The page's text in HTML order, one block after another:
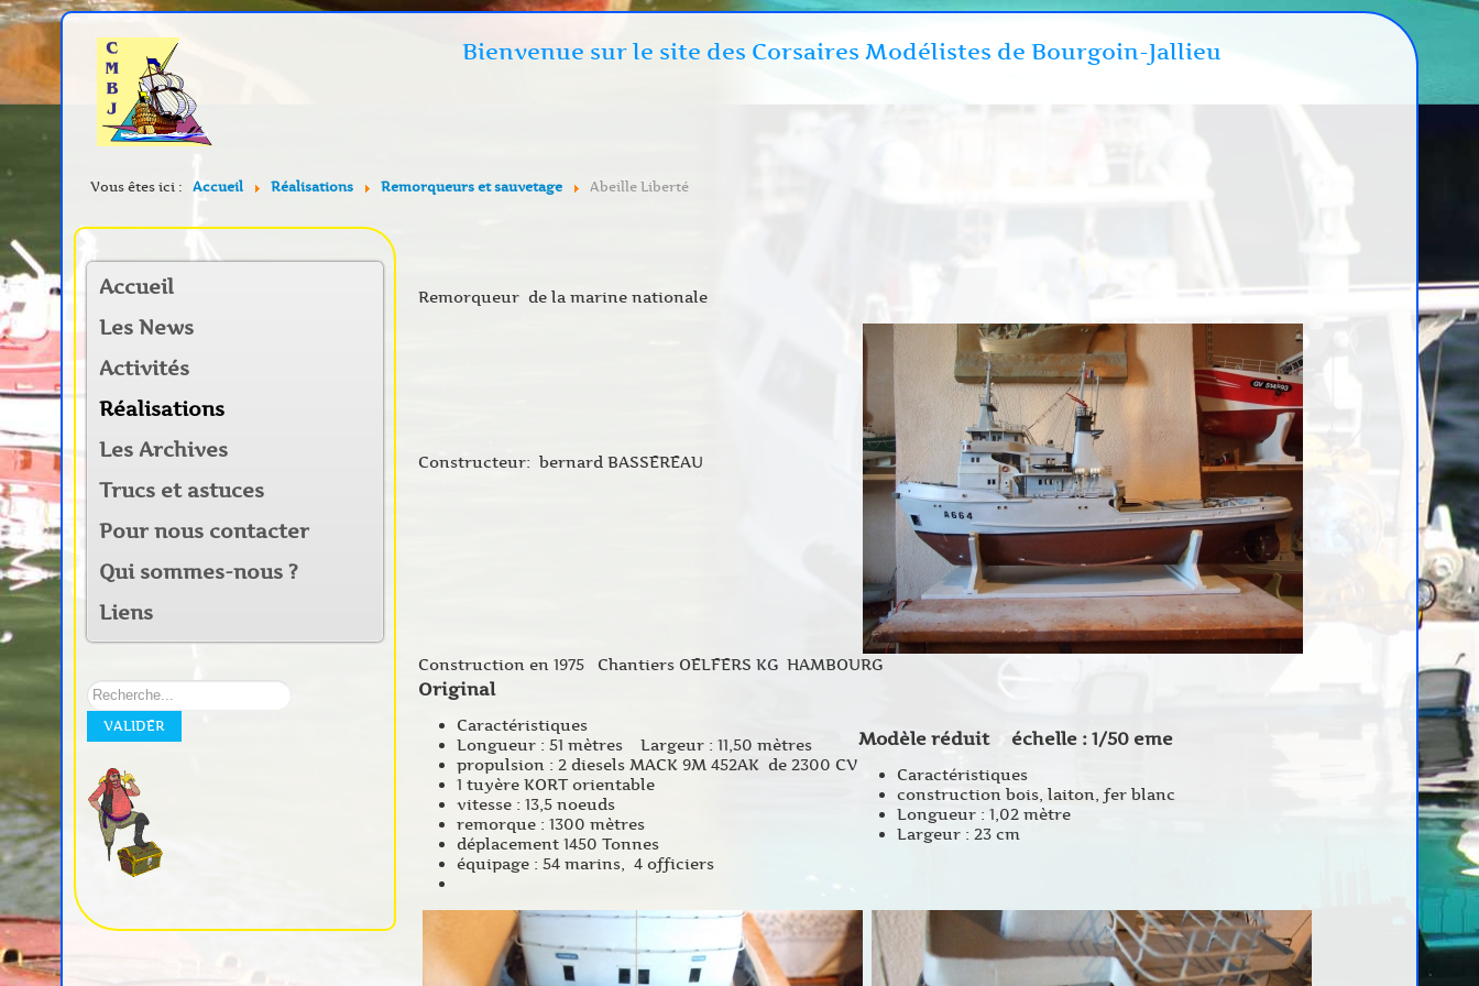
Bienvenue sur le site des Corsaires Modélistes de Bourgoin-Jallieu
Vous êtes ici : Accueil Réalisations Remorqueurs et sauvetage Abeille Liberté
Accueil
Les News
Activités
Réalisations
Les Archives
Trucs et astuces
Pour nous contacter
Qui sommes-nous ?
Liens
Rechercher
sur
notre
VALIDER
Remorqueur de la marine nationale
Constructeur: bernard BASSEREAU
Construction en 1975 Chantiers OELFERS KG HAMBOURG
Original
Caractéristiques
Longueur : 51 mètres Largeur : 11,50 mètres
propulsion : 2 diesels MACK 9M 452AK de 2300 CV
1 tuyère KORT orientable
vitesse : 13,5 noeuds
remorque : 1300 mètres
déplacement 1450 Tonnes
équipage : 54 marins, 4 officiers
Modèle réduit échelle : 1/50 eme
Caractéristiques
construction bois, laiton, fer blanc
Longueur : 1,02 mètre
Largeur : 23 cm